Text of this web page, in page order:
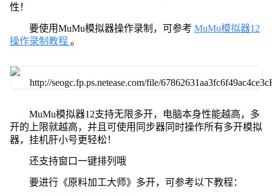
性！
要使用MuMu模拟器操作录制，可参考 MuMu模拟器12
操作录制教程 。
MuMu模拟器12支持无限多开，电脑本身性能越高，多
开的上限就越高，并且可使用同步器同时操作所有多开模拟
器，挂机肝小号更轻松！
还支持窗口一键排列哦
要进行《原料加工大师》多开，可参考以下教程：